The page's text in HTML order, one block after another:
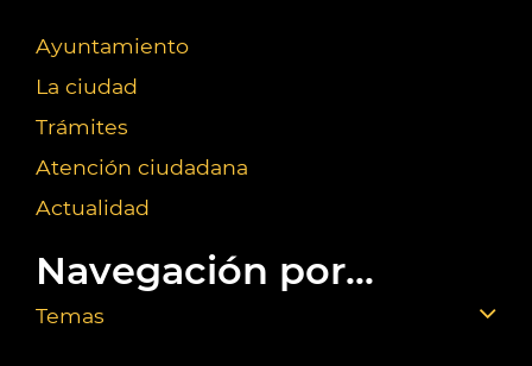
Ayuntamiento
La ciudad
Trámites
Atención ciudadana
Actualidad
Navegación por...
Temas